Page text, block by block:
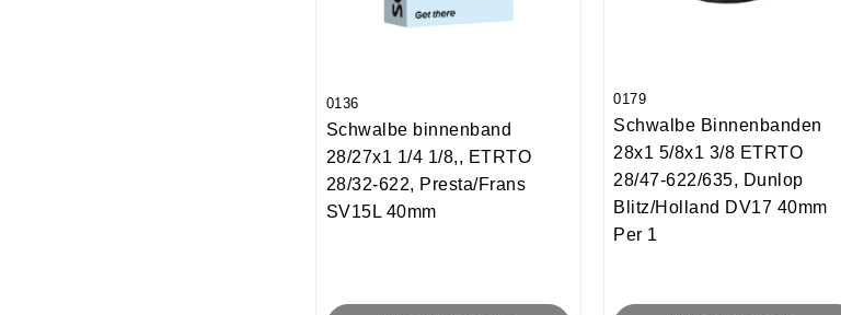
0136
Schwalbe binnenband
28/27x1 1/4 1/8,, ETRTO
28/32-622, Presta/Frans
SV15L 40mm
0179
Schwalbe Binnenbanden
28x1 5/8x1 3/8 ETRTO
28/47-622/635, Dunlop
Blitz/Holland DV17 40mm
Per 1